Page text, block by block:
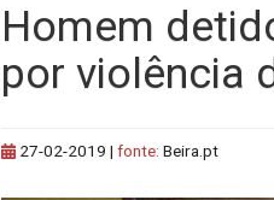
Homem
por violência
27-02-2019 | fonte: Beira.pt